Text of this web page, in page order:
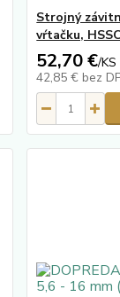
Strojný
vŕtačku,
52,70 €/KS
42,85 € bez